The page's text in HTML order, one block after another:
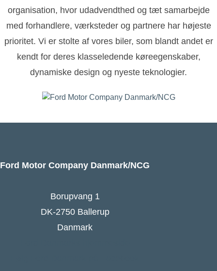
organisation, hvor udadvendthed og tæt samarbejde
med forhandlere, værksteder og partnere har højeste
prioritet. Vi er stolte af vores biler, som blandt andet er
kendt for deres klasseledende køreegenskaber,
dynamiske design og nyeste teknologier.
Ford Motor Company Danmark/NCG
Borupvang 1
DK-2750 Ballerup
Danmark